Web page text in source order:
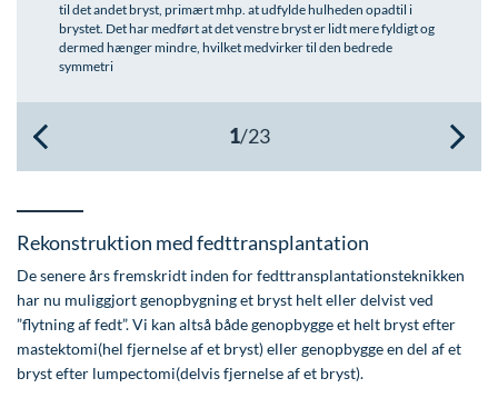
Øre-næse-hals
til det andet bryst, primært mhp. at udfylde hulheden opadtil i
brystet. Det har medført at det venstre bryst er lidt mere fyldigt og
dermed hænger mindre, hvilket medvirker til den bedrede
symmetri
Rekonstruktion med fedttransplantation
De senere års fremskridt inden for fedttransplantationsteknikken
har nu muliggjort genopbygning et bryst helt eller delvist ved
”flytning af fedt”. Vi kan altså både genopbygge et helt bryst efter
mastektomi(hel fjernelse af et bryst) eller genopbygge en del af et
bryst efter lumpectomi(delvis fjernelse af et bryst).